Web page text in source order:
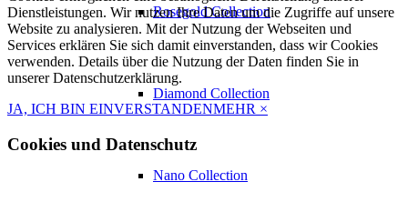
Rosegold Collection
Diamond Collection
Nano Collection
Dienstleistungen. Wir nutzen Ihre Daten um die Zugriffe auf unsere
Website zu analysieren. Mit der Nutzung der Webseiten und
Services erklären Sie sich damit einverstanden, dass wir Cookies
verwenden. Details über die Nutzung der Daten finden Sie in
unserer Datenschutzerklärung.
JA, ICH BIN EINVERSTANDENMEHR ×
Cookies und Datenschutz